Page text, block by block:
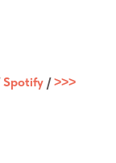
Spotify /˃˃˃